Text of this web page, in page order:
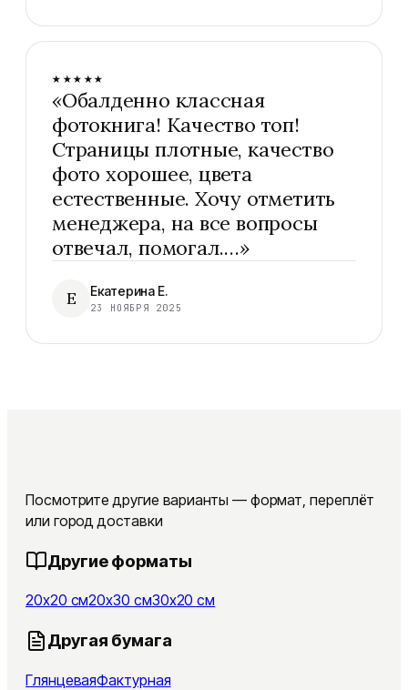
★★★★★
«Обалденно классная
фотокнига! Качество топ!
Страницы плотные, качество
фото хорошее, цвета
естественные. Хочу отметить
менеджера, на все вопросы
отвечал, помогал.…»
Е Екатерина Е.
23 НОЯБРЯ 2025
Посмотрите другие варианты — формат, переплёт
или город доставки
Другие форматы
20x20 см20x30 см30x20 см
Другая бумага
ГлянцеваяФактурная